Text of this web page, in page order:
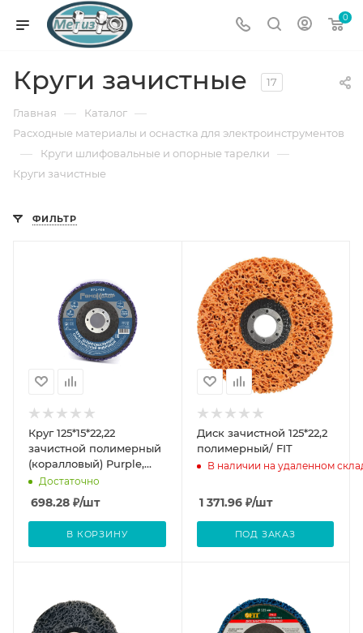
0
Круги зачистные 17
Главная — Каталог —
Расходные материалы и оснастка для электроинструментов
— Круги шлифовальные и опорные тарелки —
Круги зачистные
ФИЛЬТР
Круг 125*15*22,22
зачистной полимерный
(коралловый) Purple,
грубая зернистость
(extra coarse)
Достаточно
698.28 ₽/шт
В КОРЗИНУ
Диск зачистной 125*22,2
полимерный/ FIT
В наличии на удаленном
1 371.96₽/шт
ПОД ЗАКАЗ